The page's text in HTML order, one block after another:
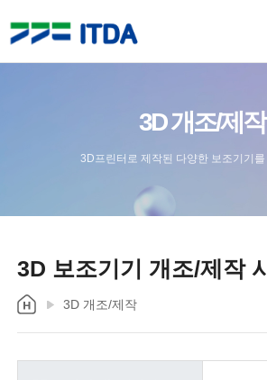
3D 개조/제작
3D프린터로 제작된 다양한 보조기기
3D 보조기기 개조/제작
3D 개조/제작